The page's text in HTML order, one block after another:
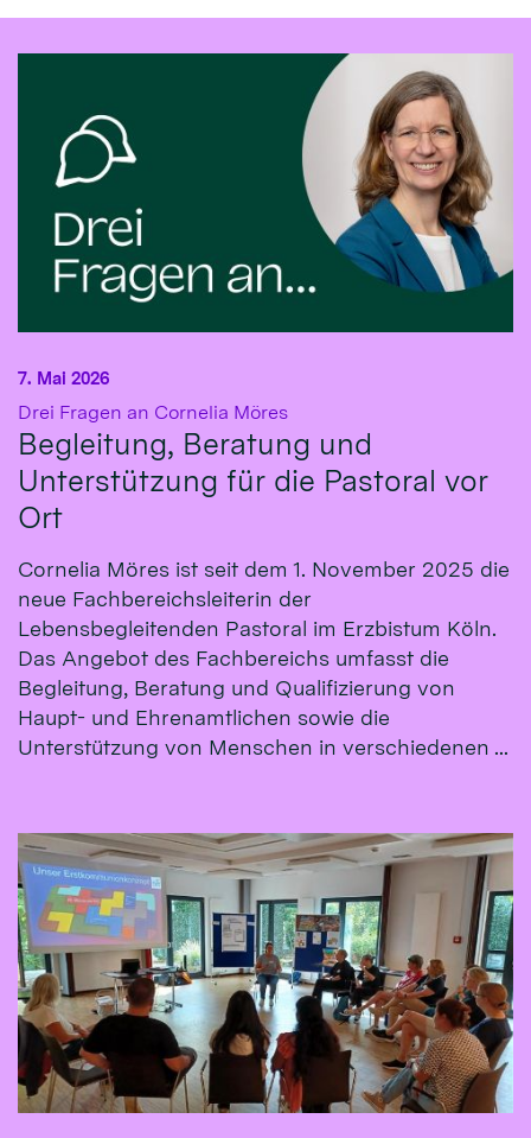
Drei Fragen an Cornelia Möres:
Begleitung, Beratung und
Unterstützung für die Pastoral vor
Ort
7. Mai 2026
Cornelia Möres ist seit dem 1. November 2025 die
neue Fachbereichsleiterin der
Lebensbegleitenden Pastoral im Erzbistum Köln.
Das Angebot des Fachbereichs umfasst die
Begleitung, Beratung und Qualifizierung von
Haupt- und Ehrenamtlichen sowie die
Unterstützung von Menschen in verschiedenen ...